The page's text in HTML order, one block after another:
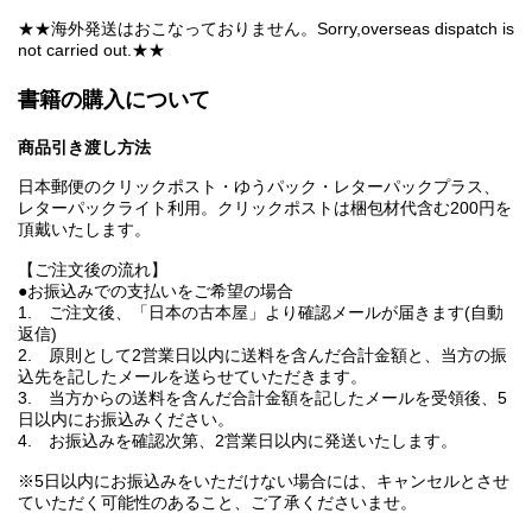
★★海外発送はおこなっておりません。Sorry,overseas dispatch is
not carried out.★★
書籍の購入について
商品引き渡し方法
日本郵便のクリックポスト・ゆうパック・レターパックプラス、
レターパックライト利用。クリックポストは梱包材代含む200円を
頂戴いたします。
【ご注文後の流れ】
●お振込みでの支払いをご希望の場合
1. ご注文後、「日本の古本屋」より確認メールが届きます(自動
返信)
2. 原則として2営業日以内に送料を含んだ合計金額と、当方の振
込先を記したメールを送らせていただきます。
3. 当方からの送料を含んだ合計金額を記したメールを受領後、5
日以内にお振込みください。
4. お振込みを確認次第、2営業日以内に発送いたします。
※5日以内にお振込みをいただけない場合には、キャンセルとさせ
ていただく可能性のあること、ご了承くださいませ。